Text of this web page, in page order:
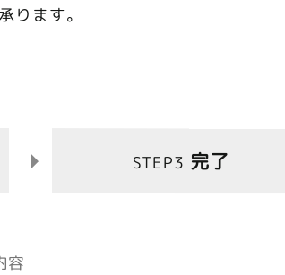
ります。
STEP3 完了